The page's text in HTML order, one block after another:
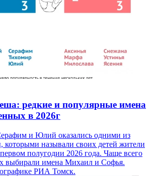
редкие и популярные имена
в 2026г
и Юлий оказались одними из
которыми называли своих детей жители
полугодии 2026 года. Чаще всего
выбирали имена Михаил и Софья.
РИА Томск.